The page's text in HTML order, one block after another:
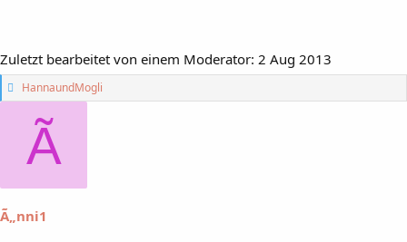
Zuletzt bearbeitet von einem Moderator: 2 Aug 2013
G
e
m
r
HannaundMogli
Ã
Ã„nni1